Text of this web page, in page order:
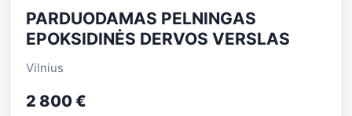
PARDUODAMAS PELNINGAS
EPOKSIDINĖS DERVOS VERSLAS
Vilnius
2 800 €